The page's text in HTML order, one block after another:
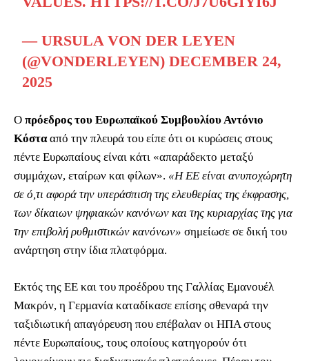
— URSULA VON DER LEYEN
(@VONDERLEYEN)DECEMBER 24,
2025
Ο πρόεδρος του Ευρωπαϊκού Συμβουλίου Αντόνιο
Κόστααπό την πλευρά του είπε ότι οι κυρώσεις στους
πέντε Ευρωπαίους είναι κάτι «απαράδεκτο μεταξύ
συμμάχων, εταίρων και φίλων». «Η ΕΕ είναι ανυποχώρητη
σε ό,τι αφορά την υπεράσπιση της ελευθερίας της έκφρασης,
των δίκαιων ψηφιακών κανόνων και της κυριαρχίας της για
την επιβολή ρυθμιστικών κανόνων» σημείωσε σε δική του
ανάρτηση στην ίδια πλατφόρμα.
Εκτός της ΕΕ και του προέδρου της Γαλλίας Εμανουέλ
Μακρόν, η Γερμανία καταδίκασε επίσης σθεναρά την
ταξιδιωτική απαγόρευση που επέβαλαν οι ΗΠΑ στους
πέντε Ευρωπαίους, τους οποίους κατηγορούν ότι